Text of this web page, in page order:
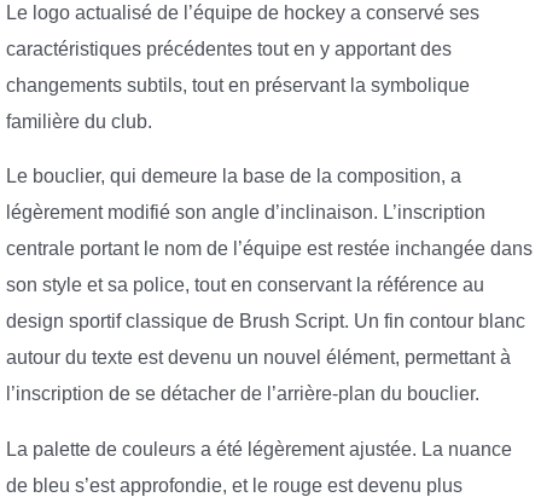
Le logo actualisé de l’équipe de hockey a conservé ses
caractéristiques précédentes tout en y apportant des
changements subtils, tout en préservant la symbolique
familière du club.
Le bouclier, qui demeure la base de la composition, a
légèrement modifié son angle d’inclinaison. L’inscription
centrale portant le nom de l’équipe est restée inchangée dans
son style et sa police, tout en conservant la référence au
design sportif classique de Brush Script. Un fin contour blanc
autour du texte est devenu un nouvel élément, permettant à
l’inscription de se détacher de l’arrière-plan du bouclier.
La palette de couleurs a été légèrement ajustée. La nuance
de bleu s’est approfondie, et le rouge est devenu plus